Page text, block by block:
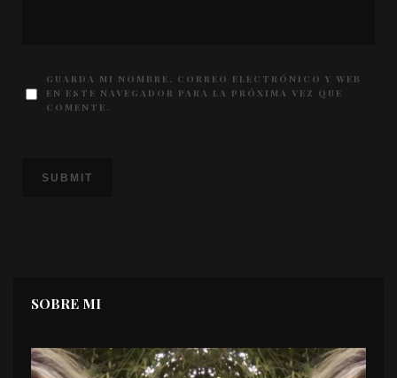
GUARDA MI NOMBRE, CORREO ELECTRÓNICO Y WEB
EN ESTE NAVEGADOR PARA LA PRÓXIMA VEZ QUE
COMENTE.
SOBRE MI